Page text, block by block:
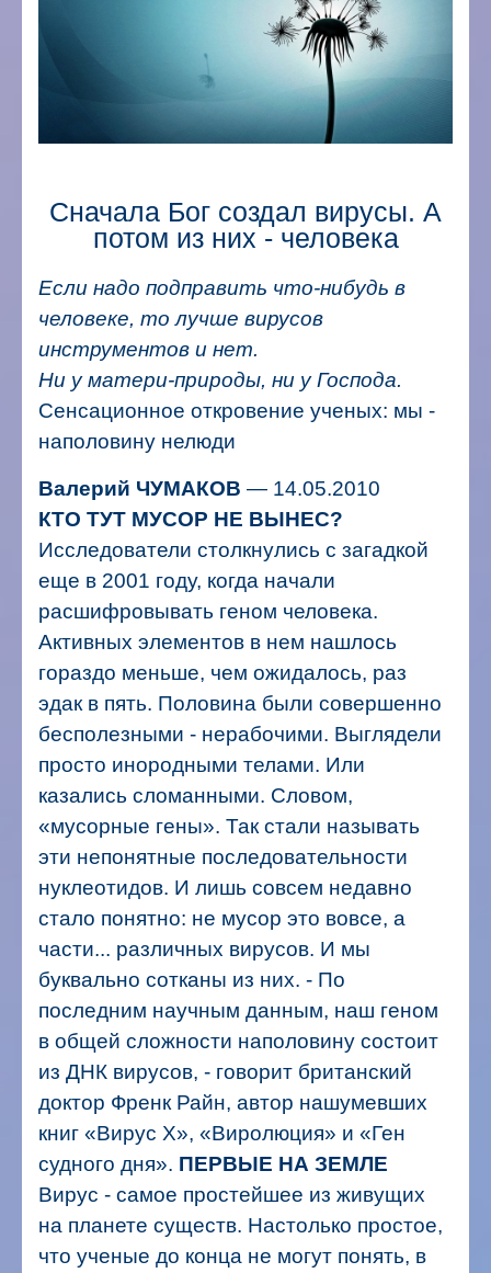
Сначала Бог создал вирусы. А
потом из них - человека
Если надо подправить что-нибудь в
человеке, то лучше вирусов
инструментов и нет.
Ни у матери-природы, ни у Господа.
Сенсационное откровение ученых: мы -
наполовину нелюди
Валерий ЧУМАКОВ — 14.05.2010
КТО ТУТ МУСОР НЕ ВЫНЕС?
Исследователи столкнулись с загадкой
еще в 2001 году, когда начали
расшифровывать геном человека.
Активных элементов в нем нашлось
гораздо меньше, чем ожидалось, раз
эдак в пять. Половина были совершенно
бесполезными - нерабочими. Выглядели
просто инородными телами. Или
казались сломанными. Словом,
«мусорные гены». Так стали называть
эти непонятные последовательности
нуклеотидов. И лишь совсем недавно
стало понятно: не мусор это вовсе, а
части... различных вирусов. И мы
буквально сотканы из них. - По
последним научным данным, наш геном
в общей сложности наполовину состоит
из ДНК вирусов, - говорит британский
доктор Френк Райн, автор нашумевших
книг «Вирус Х», «Виролюция» и «Ген
судного дня». ПЕРВЫЕ НА ЗЕМЛЕ
Вирус - самое простейшее из живущих
на планете существ. Настолько простое,
что ученые до конца не могут понять, в